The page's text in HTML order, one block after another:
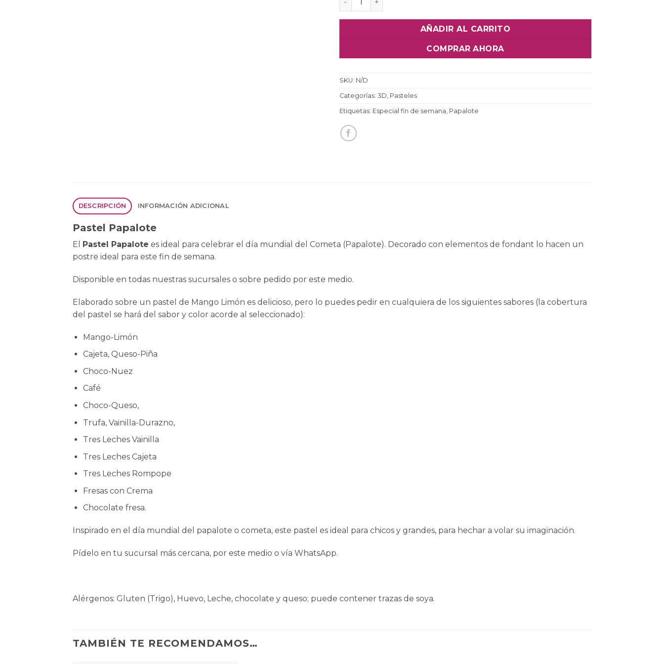
AÑADIR AL CARRITO
COMPRAR AHORA
SKU: N/D
Categorías: 3D, Pasteles
Etiquetas: Especial fin de semana, Papalote
DESCRIPCIÓN INFORMACIÓN ADICIONAL
Pastel Papalote
El Pastel Papalote es ideal para celebrar el día mundial del Cometa (Papalote). Decorado con elementos de fondant lo hacen un
postre ideal para este fin de semana.
Disponible en todas nuestras sucursales o sobre pedido por este medio.
Elaborado sobre un pastel de Mango Limón es delicioso, pero lo puedes pedir en cualquiera de los siguientes sabores (la cobertura
del pastel se hará del sabor y color acorde al seleccionado):
Mango-Limón
Cajeta, Queso-Piña
Choco-Nuez
Café
Choco-Queso,
Trufa, Vainilla-Durazno,
Tres Leches Vainilla
Tres Leches Cajeta
Tres Leches Rompope
Fresas con Crema
Chocolate fresa.
Inspirado en el día mundial del papalote o cometa, este pastel es ideal para chicos y grandes, para hechar a volar su imaginación.
Pídelo en tu sucursal más cercana, por este medio o vía WhatsApp.
Alérgenos: Gluten (Trigo), Huevo, Leche, chocolate y queso; puede contener trazas de soya.
TAMBIÉN TE RECOMENDAMOS…